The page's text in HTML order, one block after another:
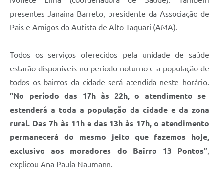
presentes Janaina Barreto, presidente da Associação de
Pais e Amigos do Autista de Alto Taquari (AMA).
Todos os serviços oferecidos pela unidade de saúde
estarão disponíveis no período noturno e a população de
todos os bairros da cidade será atendida neste horário.
“No período das 17h às 22h, o atendimento se
estenderá a toda a população da cidade e da zona
rural. Das 7h às 11h e das 13h às 17h, o atendimento
permanecerá do mesmo jeito que fazemos hoje,
exclusivo aos moradores do Bairro 13 Pontos”
explicou Ana Paula Naumann.